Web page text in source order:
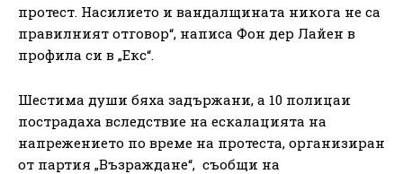
протест. Насилието и вандалщината никога не са
правилният отговор“, написа Фон дер Лайен в
профила си в „Екс“.
Шестима души бяха задържани, а 10 полицаи
пострадаха вследствие на ескалацията на
напрежението по време на протеста, организиран
от партия „Възраждане“, съобщи на